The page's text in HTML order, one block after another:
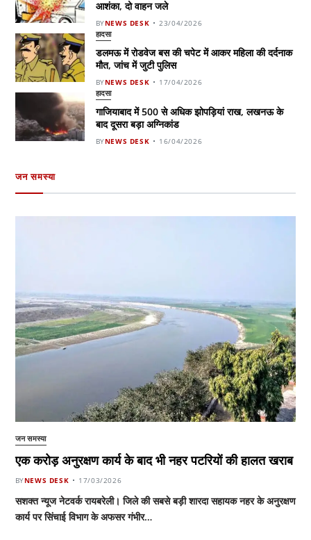
आशंका, दो वाहन जले
BYNEWS DESK 23/04/2026
हादसा
डलमऊ में रोडवेज बस की चपेट में आकर महिला की दर्दनाक
मौत, जांच में जुटी पुलिस
BYNEWS DESK 17/04/2026
हादसा
गाजियाबाद में 500 से अधिक झोपड़ियां राख, लखनऊ के
बाद दूसरा बड़ा अग्निकांड
BYNEWS DESK 16/04/2026
जन समस्या
जन समस्या
एक करोड़ अनुरक्षण कार्य के बाद भी नहर पटरियों की हालत खराब
BYNEWS DESK 17/03/2026
सशक्त न्यूज नेटवर्क रायबरेली। जिले की सबसे बड़ी शारदा सहायक नहर के अनुरक्षण
कार्य पर सिंचाई विभाग के अफसर गंभीर…